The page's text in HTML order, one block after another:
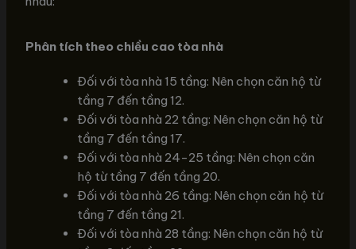
Phân tích theo chiều cao tòa nhà
Đối với tòa nhà 15 tầng: Nên chọn căn hộ từ
tầng 7 đến tầng 12.
Đối với tòa nhà 22 tầng: Nên chọn căn hộ từ
tầng 7 đến tầng 17.
Đối với tòa nhà 24-25 tầng: Nên chọn căn
hộ từ tầng 7 đến tầng 20.
Đối với tòa nhà 26 tầng: Nên chọn căn hộ từ
tầng 7 đến tầng 21.
Đối với tòa nhà 28 tầng: Nên chọn căn hộ từ